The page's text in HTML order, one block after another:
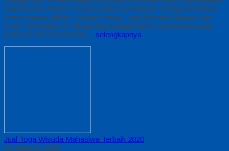
keberhasilan dalam menyelesaikan pendidikan Dengan demikian
Pemrosesan pilihan Tempat Pesan Toga Wisuda Sarjana Dan
Anak Terlengkap Di Tangerang menjadi faktor pendukung yang
berperan besar terhadap… selengkapnya
Jual Toga Wisuda Mahasiwa Terbaik 2020
16 Agustus 2020